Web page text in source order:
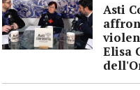
Asti
Elisa